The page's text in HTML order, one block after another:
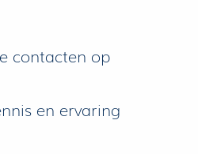
contacten op
en ervaring